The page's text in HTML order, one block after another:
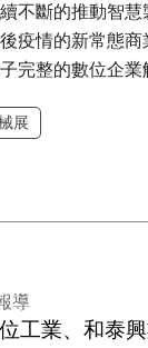
不斷的推動智
疫情的新常態
完整的數位企
展
導
工業、和泰